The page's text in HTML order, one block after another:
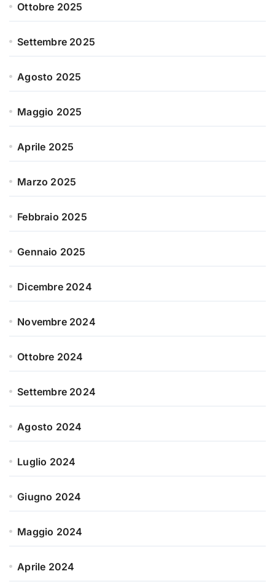
Ottobre 2025
Settembre 2025
Agosto 2025
Maggio 2025
Aprile 2025
Marzo 2025
Febbraio 2025
Gennaio 2025
Dicembre 2024
Novembre 2024
Ottobre 2024
Settembre 2024
Agosto 2024
Luglio 2024
Giugno 2024
Maggio 2024
Aprile 2024